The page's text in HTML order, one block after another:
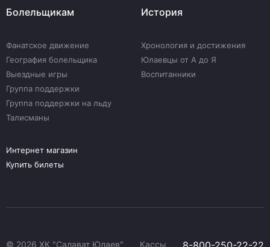
Болельщикам
Фанатское движение
География болельщика
Выездные игры
Группа поддержки
Группа поддержки на льду
Талисманы
История
Хронология и достижения
Юлаевцы от А до Я
Воспитанники
Интернет магазин
Купить билеты
© 2026 ХК "Салават Юлаев" Кассы